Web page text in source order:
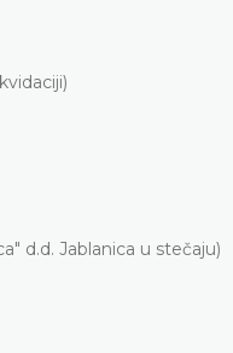
d.d. Jablanica u